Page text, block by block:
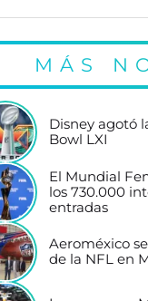
MÁS
Disney agotó
Bowl LXI
El Mundial
los 730.000
entradas
Aeroméxico
de la NFL en